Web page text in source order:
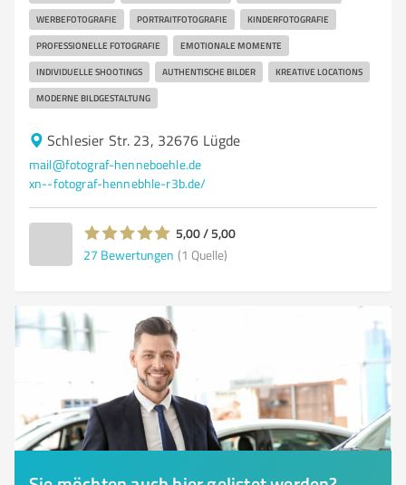
WERBEFOTOGRAFIE PORTRAITFOTOGRAFIE KINDERFOTOGRAFIE
PROFESSIONELLE FOTOGRAFIE EMOTIONALE MOMENTE
INDIVIDUELLE SHOOTINGS AUTHENTISCHE BILDER KREATIVE LOCATIONS
MODERNE BILDGESTALTUNG
Schlesier Str. 23, 32676 Lügde
mail@fotograf-henneboehle.de
xn--fotograf-hennebhle-r3b.de/
5,00 / 5,00
27 Bewertungen (1 Quelle)